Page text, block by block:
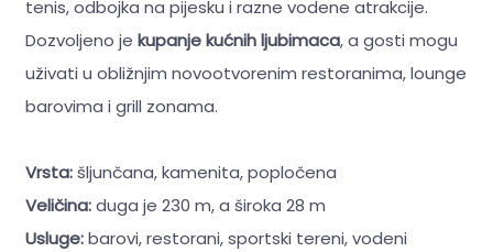
tenis, odbojka na pijesku i razne vodene atrakcije.
Dozvoljeno je kupanje kućnih ljubimaca, a gosti mogu
uživati u obližnjim novootvorenim restoranima, lounge
barovima i grill zonama.
Vrsta:šljunčana, kamenita, popločena
Veličina:duga je 230 m, a široka 28 m
Usluge:barovi, restorani, sportski tereni, vodeni